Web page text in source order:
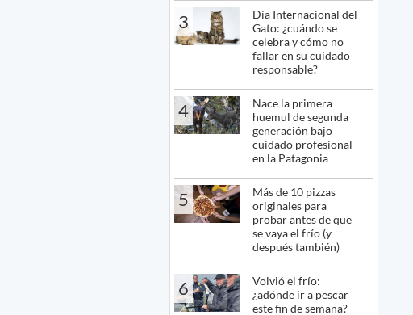
3
Día Internacional del
Gato: ¿cuándo se
celebra y cómo no
fallar en su cuidado
responsable?
4
Nace la primera
huemul de segunda
generación bajo
cuidado profesional
en la Patagonia
5
Más de 10 pizzas
originales para
probar antes de que
se vaya el frío (y
después también)
6
Volvió el frío:
¿adónde ir a pescar
este fin de semana?